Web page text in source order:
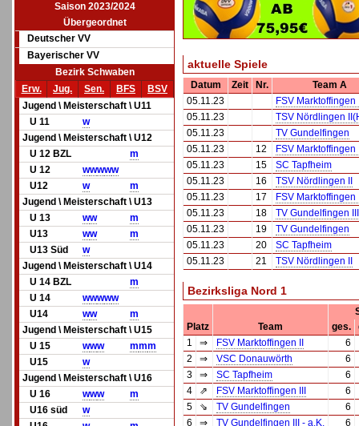
Saison 2023/2024
Übergeordnet
Deutscher VV
Bayerischer VV
Bezirk Schwaben
Erw.
Jug. Sen. BFS
BSV
Jugend \ Meisterschaft \ U11
U 11
w
Jugend \ Meisterschaft \ U12
U 12 BZL
m
U 12
wwwww
U12
w
m
Jugend \ Meisterschaft \ U13
U 13
ww
m
U13
ww
m
U13 Süd
w
Jugend \ Meisterschaft \ U14
U 14 BZL
m
U 14
wwwww
U14
ww
m
Jugend \ Meisterschaft \ U15
U 15
www mmm
U15
w
Jugend \ Meisterschaft \ U16
U 16
www
m
U16 süd
w
aktuelle Spiele
Datum Zeit Nr.
Team A
05.11.23
FSV Marktoffingen
05.11.23
TSV Nördlingen
05.11.23
TV Gundelfingen
05.11.23
12
FSV Marktoffingen
05.11.23
15
SC Tapfheim
05.11.23
16
TSV Nördlingen II
05.11.23
17
FSV Marktoffingen
05.11.23
18
TV Gundelfingen
05.11.23
19
TV Gundelfingen
05.11.23
20
SC Tapfheim
05.11.23
21 TSV Nördlingen II
Bezirksliga Nord 1
Platz
Team ges.
1
⇒ FSV Marktoffingen II
6
2
⇒ VSC Donauwörth
6
3
⇒ SC Tapfheim
6
4
⇗ FSV Marktoffingen III
6
5
⇘ TV Gundelfingen
6
6
⇒ TV Gundelfingen III - a.K.
6